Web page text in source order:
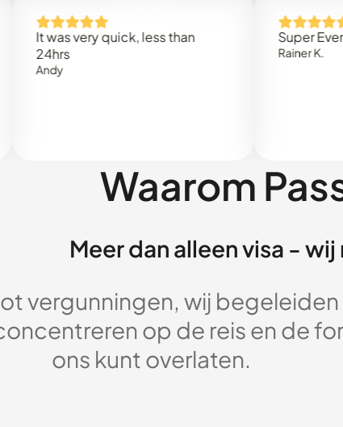
was very quick, less than
Super Everything
Waarom
Meer dan alleen visa -
vergunningen, wij begeleiden
op de reis en de
ons kunt overlaten.